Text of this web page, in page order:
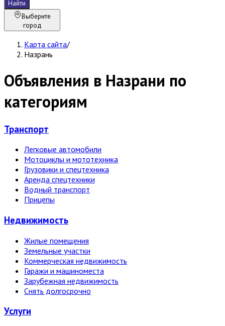
Найти
Выберите
город
Карта сайта/
Назрань
Объявления в Назрани по
категориям
Транспорт
Легковые автомобили
Мотоциклы и мототехника
Грузовики и спецтехника
Аренда спецтехники
Водный транспорт
Прицепы
Недвижи­мость
Жилые помещения
Земельные участки
Коммерческая недвижимость
Гаражи и машиноместа
Зарубежная недвижимость
Снять долгосрочно
Услуги